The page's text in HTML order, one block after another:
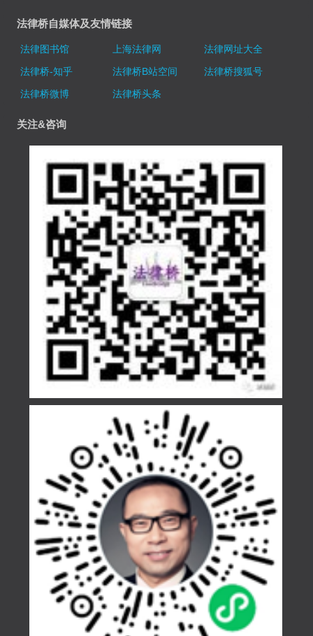
法律桥自媒体及友情链接
法律图书馆 上海法律网
法律网址大全
法律桥-知乎
法律桥B站空间
法律桥搜狐号
法律桥微博
法律桥头条
关注&咨询